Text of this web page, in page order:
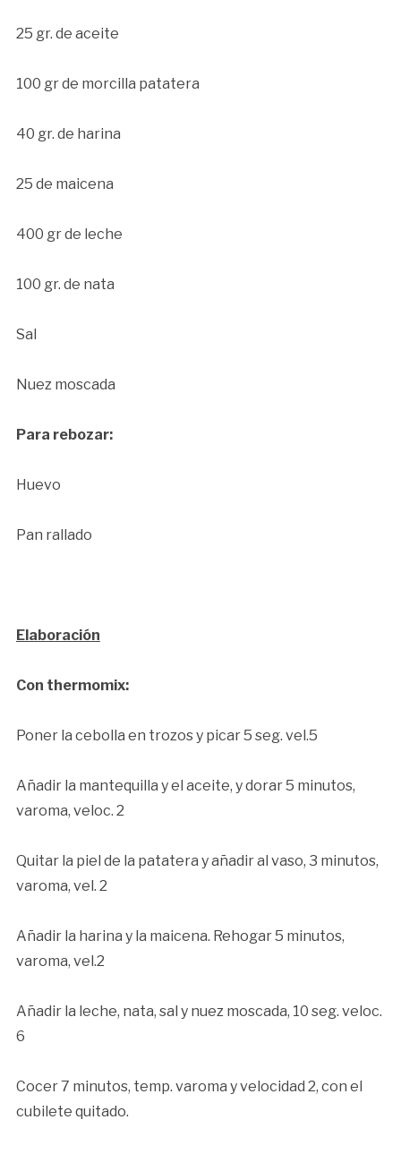
25 gr. de aceite
100 gr de morcilla patatera
40 gr. de harina
25 de maicena
400 gr de leche
100 gr. de nata
Sal
Nuez moscada
Para rebozar:
Huevo
Pan rallado
Elaboración
Con thermomix:
Poner la cebolla en trozos y picar 5 seg. vel.5
Añadir la mantequilla y el aceite, y dorar 5 minutos,
varoma, veloc. 2
Quitar la piel de la patatera y añadir al vaso, 3 minutos,
varoma, vel. 2
Añadir la harina y la maicena. Rehogar 5 minutos,
varoma, vel.2
Añadir la leche, nata, sal y nuez moscada, 10 seg. veloc.
6
Cocer 7 minutos, temp. varoma y velocidad 2, con el
cubilete quitado.